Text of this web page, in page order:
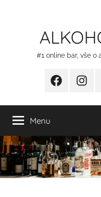
#1 online bar, vše o
Facebook
Menu